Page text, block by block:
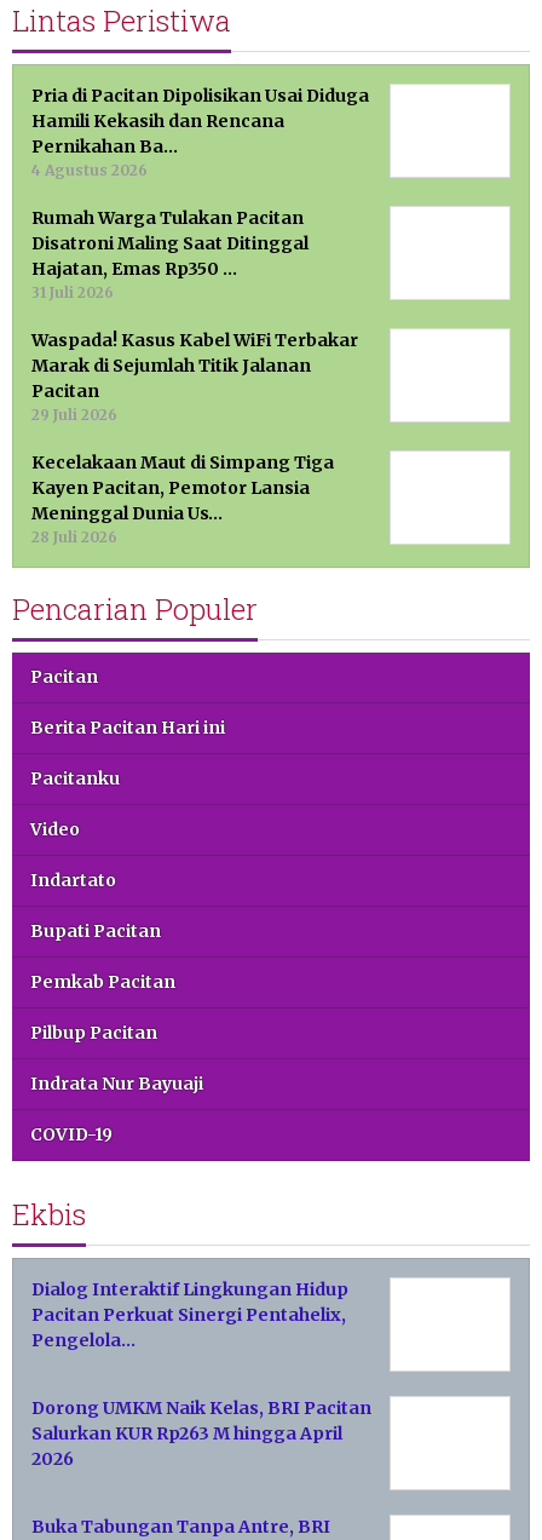
Lintas Peristiwa
Pria di Pacitan Dipolisikan Usai Diduga
Hamili Kekasih dan Rencana
Pernikahan Ba…
4 Agustus 2026
Rumah Warga Tulakan Pacitan
Disatroni Maling Saat Ditinggal
Hajatan, Emas Rp350 …
31 Juli 2026
Waspada! Kasus Kabel WiFi Terbakar
Marak di Sejumlah Titik Jalanan
Pacitan
29 Juli 2026
Kecelakaan Maut di Simpang Tiga
Kayen Pacitan, Pemotor Lansia
Meninggal Dunia Us…
28 Juli 2026
Pencarian Populer
Pacitan
Berita Pacitan Hari ini
Pacitanku
Video
Indartato
Bupati Pacitan
Pemkab Pacitan
Pilbup Pacitan
Indrata Nur Bayuaji
COVID-19
Ekbis
Dialog Interaktif Lingkungan Hidup
Pacitan Perkuat Sinergi Pentahelix,
Pengelola…
Dorong UMKM Naik Kelas, BRI Pacitan
Salurkan KUR Rp263 M hingga April
2026
Buka Tabungan Tanpa Antre, BRI